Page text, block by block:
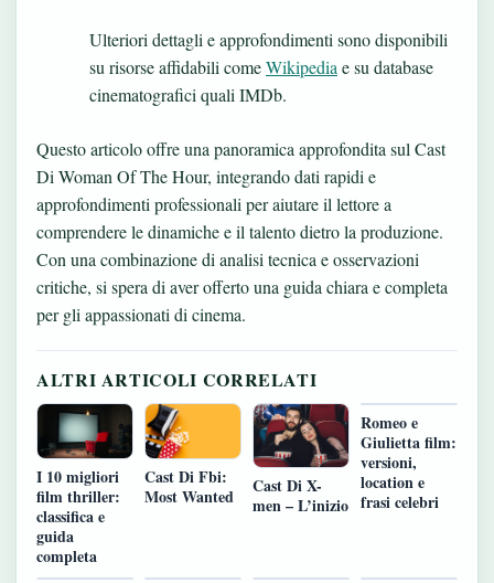
Ulteriori dettagli e approfondimenti sono disponibili
su risorse affidabili comeWikipedia e su database
cinematografici quali IMDb.
Questo articolo offre una panoramica approfondita sul Cast
Di Woman Of The Hour, integrando dati rapidi e
approfondimenti professionali per aiutare il lettore a
comprendere le dinamiche e il talento dietro la produzione.
Con una combinazione di analisi tecnica e osservazioni
critiche, si spera di aver offerto una guida chiara e completa
per gli appassionati di cinema.
ALTRI ARTICOLI CORRELATI
I 10 migliori
film thriller:
classifica e
guida
completa
Cast Di Fbi:
Most Wanted
Cast Di X-
men – L’inizio
Romeo e
Giulietta film:
versioni,
location e
frasi celebri